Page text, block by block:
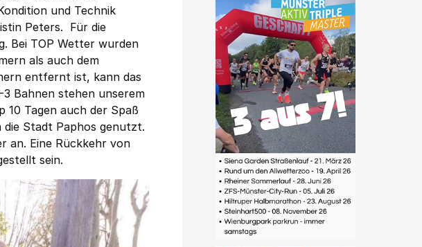
und Technik
Peters. Für die
Bei TOP Wetter wurden
als auch dem
entfernt ist, kann das
Bahnen stehen unserem
10 Tagen auch der Spaß
Stadt Paphos genutzt.
an. Eine Rückkehr von
sein.